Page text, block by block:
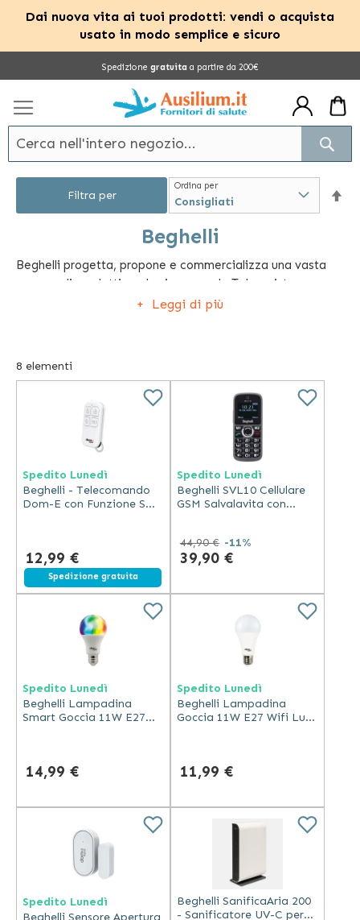
Dai nuova vita ai tuoi prodotti: vendi o acquista
usato in modo semplice e sicuro
Spedizione gratuita a partire da 200€
Beghelli
Beghelli progetta, propone e commercializza una vasta
gamma di prodotti per la sicurezza, la Teleassistenza
l'illuminazione d'emergenza e la sanificazione degli
Leggi di più
8 elementi
Ordina per
Spedito Lunedì
Beghelli - Telecomando
Dom-E con Funzione SOS
12,99 €
Spedizione gratuita
Spedito Lunedì
Beghelli SVL10 Cellulare
GSM Salvalavita con
44,90 € -11%
39,90 €
Spedito Lunedì
Beghelli Lampadina
Smart Goccia 11W E27
14,99 €
Spedito Lunedì
Beghelli Lampadina
Goccia 11W E27 Wifi Luce
11,99 €
Spedito Lunedì
Beghelli Sensore Apertura
Beghelli SanificaAria 200
- Sanificatore UV-C per
Filtra per